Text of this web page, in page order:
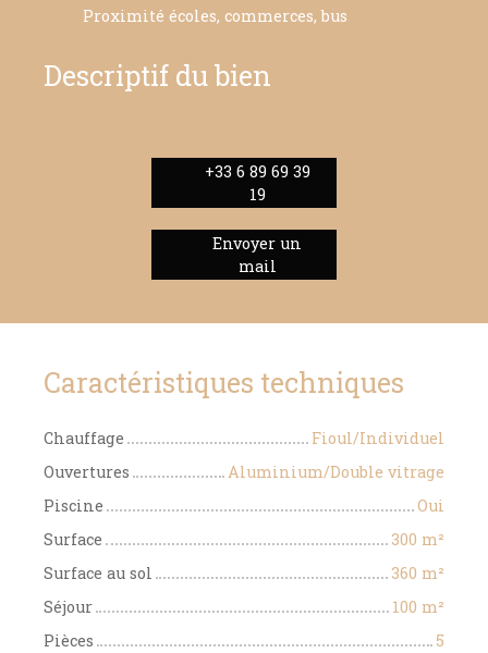
Proximité écoles, commerces, bus
Descriptif du bien
+33 6 89 69 39
19
Envoyer un
mail
Caractéristiques techniques
Chauffage
Fioul/Individuel
Ouvertures
Aluminium/Double vitrage
Piscine
Oui
Surface
300 m²
Surface au sol
360 m²
Séjour
100 m²
Pièces
5